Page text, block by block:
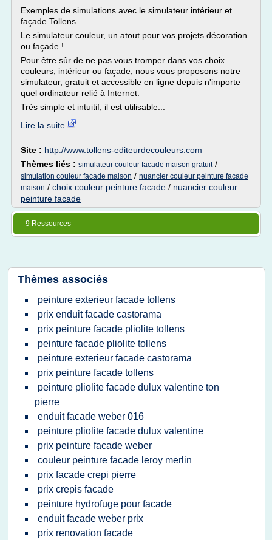
Exemples de simulations avec le simulateur intérieur et
façade Tollens
Le simulateur couleur, un atout pour vos projets décoration
ou façade !
Pour être sûr de ne pas vous tromper dans vos choix
couleurs, intérieur ou façade, nous vous proposons notre
simulateur, gratuit et accessible en ligne depuis n'importe
quel ordinateur relié à Internet.
Très simple et intuitif, il est utilisable...
Lire la suite
Site : http://www.tollens-editeurdecouleurs.com
Thèmes liés : simulateur couleur facade maison gratuit/
simulation couleur facade maison / nuancier couleur peinture facade
maison / choix couleur peinture facade / nuancier couleur
peinture facade
9 Ressources
Thèmes associés
peinture exterieur facade tollens
prix enduit facade castorama
prix peinture facade pliolite tollens
peinture facade pliolite tollens
peinture exterieur facade castorama
prix peinture facade tollens
peinture pliolite facade dulux valentine ton
pierre
enduit facade weber 016
peinture pliolite facade dulux valentine
prix peinture facade weber
couleur peinture facade leroy merlin
prix facade crepi pierre
prix crepis facade
peinture hydrofuge pour facade
enduit facade weber prix
prix renovation facade